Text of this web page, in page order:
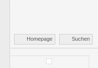
Homepage Suchen